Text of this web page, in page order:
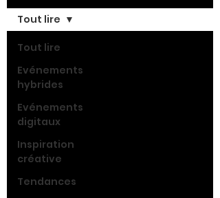
Tout lire
Evénements
hybrides
Evénements
digitaux
Inspiration
créative
Tendances
Tout lire